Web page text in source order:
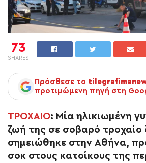
73
SHARES
Πρόσθεσε το
προτιμώμενη πηγή στη
ΤΡΟΧΑΙΟ: Μία ηλικιωμένη
ζωή της σε σοβαρό τροχαίο
σημειώθηκε στην Αθήνα,
σοκ στους κατοίκους της